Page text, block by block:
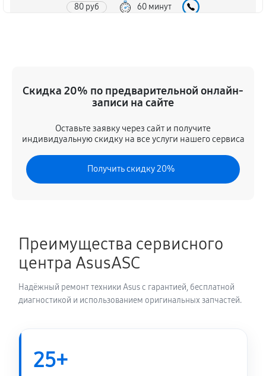
80 руб 60 минут
Скидка 20% по предварительной онлайн-
записи на сайте
Оставьте заявку через сайт и получите
индивидуальную скидку на все услуги нашего сервиса
Получить скидку 20%
Преимущества сервисного
центра AsusASC
Надёжный ремонт техники Asus с гарантией, бесплатной
диагностикой и использованием оригинальных запчастей.
25+